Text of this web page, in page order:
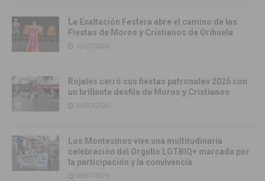
La Exaltación Festera abre el camino de las
Fiestas de Moros y Cristianos de Orihuela
12/07/2026
Rojales cerró sus fiestas patronales 2026 con
un brillante desfile de Moros y Cristianos
06/07/2026
Los Montesinos vive una multitudinaria
celebración del Orgullo LGTBIQ+ marcada por
la participación y la convivencia
06/07/2026